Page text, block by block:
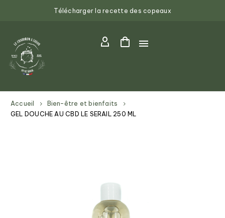
Télécharger la recette des copeaux
Accueil
Bien-être et bienfaits
GEL DOUCHE AU CBD LE SERAIL 250 ML